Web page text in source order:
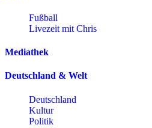
Fußball
Livezeit mit Chris
Mediathek
Deutschland & Welt
Deutschland
Kultur
Politik